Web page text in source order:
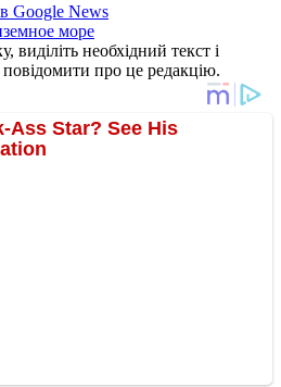
Google News
море
необхідний текст і
про це редакцію.